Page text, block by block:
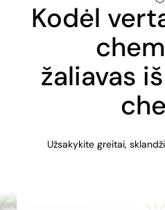
Kodėl
žaliavas
Užsakykite greitai,